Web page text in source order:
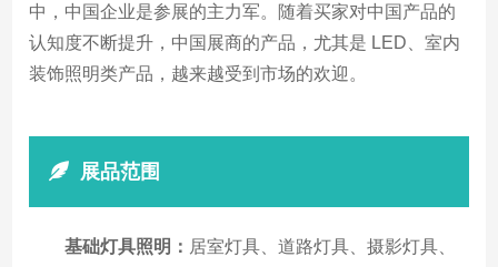
中，中国企业是参展的主力军。随着买家对中国产品的
认知度不断提升，中国展商的产品，尤其是 LED、室内
装饰照明类产品，越来越受到市场的欢迎。
展品范围
基础灯具照明： 居室灯具、道路灯具、摄影灯具、